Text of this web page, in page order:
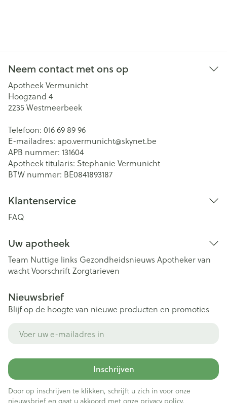
Neem contact met ons op
Apotheek Vermunicht
Hoogzand 4
2235Westmeerbeek
Telefoon: 016 69 89 96
E-mailadres: apo.vermunicht@skynet.be
APB nummer: 131604
Apotheek titularis: Stephanie Vermunicht
BTW nummer: BE0841893187
Klantenservice
FAQ
Uw apotheek
Team Nuttige links Gezondheidsnieuws Apotheker van
wachtVoorschriftZorgtarieven
Nieuwsbrief
Blijf op de hoogte van nieuwe producten en promoties
Inschrijven
Door op inschrijven te klikken, schrijft u zich in voor onze
nieuwsbrief en gaat u akkoord met onze privacy policy.